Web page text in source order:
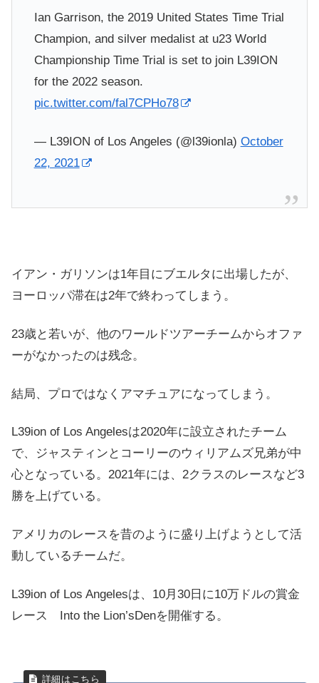
Ian Garrison, the 2019 United States Time Trial
Champion, and silver medalist at u23 World
Championship Time Trial is set to join L39ION
for the 2022 season.
pic.twitter.com/fal7CPHo78
— L39ION of Los Angeles (@l39ionla) October
22, 2021
イアン・ガリソンは1年目にブエルタに出場したが、
ヨーロッパ滞在は2年で終わってしまう。
23歳と若いが、他のワールドツアーチームからオファ
ーがなかったのは残念。
結局、プロではなくアマチュアになってしまう。
L39ion of Los Angelesは2020年に設立されたチーム
で、ジャスティンとコーリーのウィリアムズ兄弟が中
心となっている。2021年には、2クラスのレースなど3
勝を上げている。
アメリカのレースを昔のように盛り上げようとして活
動しているチームだ。
L39ion of Los Angelesは、10月30日に10万ドルの賞金
レース Into the Lion’sDenを開催する。